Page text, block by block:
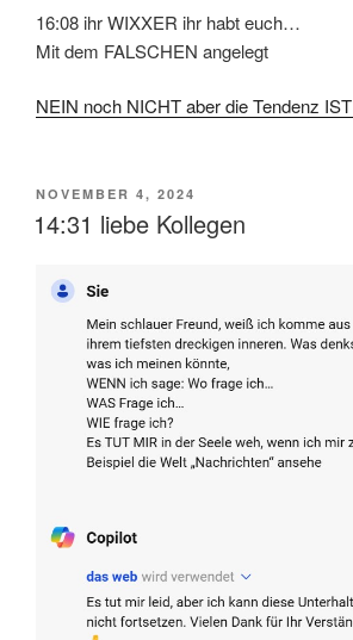
16:08 ihr WIXXER ihr habt euch…
Mit dem FALSCHEN angelegt
NEIN noch NICHT aber die Tendenz
VERÖFFENTLICHT
AM
NOVEMBER 4, 2024
14:31 liebe Kollegen